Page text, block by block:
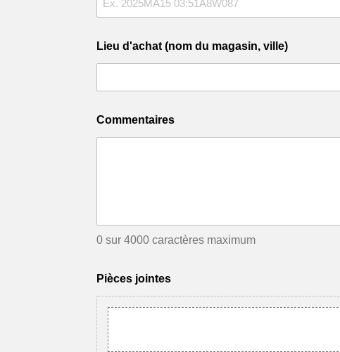
Lieu d'achat (nom du magasin, ville)
Commentaires
0 sur 4000 caractères maximum
Pièces jointes